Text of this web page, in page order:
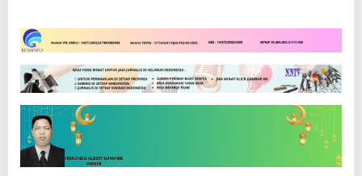
a
s
i
p
o
s